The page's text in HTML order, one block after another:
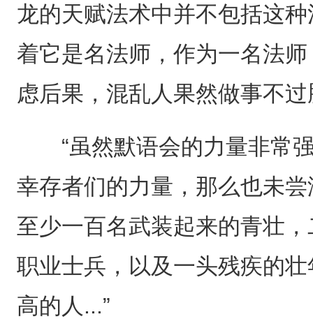
龙的天赋法术中并不包括这
着它是名法师，作为一名法
虑后果，混乱人果然做事不
“虽然默语会的力量非常强
幸存者们的力量，那么也未
至少一百名武装起来的青壮
职业士兵，以及一头残疾的
高的人...”